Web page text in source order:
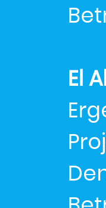
El